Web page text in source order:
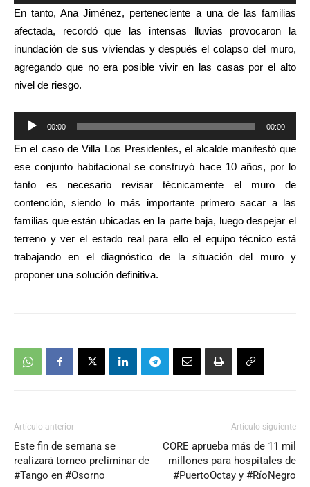
audio
En tanto, Ana Jiménez, perteneciente a una de las familias
afectada, recordó que las intensas lluvias provocaron la
inundación de sus viviendas y después el colapso del muro,
agregando que no era posible vivir en las casas por el alto
nivel de riesgo.
Reproductor
de
audio
00:00 00:00
En el caso de Villa Los Presidentes, el alcalde manifestó que
ese conjunto habitacional se construyó hace 10 años, por lo
tanto es necesario revisar técnicamente el muro de
contención, siendo lo más importante primero sacar a las
familias que están ubicadas en la parte baja, luego despejar el
terreno y ver el estado real para ello el equipo técnico está
trabajando en el diagnóstico de la situación del muro y
proponer una solución definitiva.
Artículo anterior
Este fin de semana se
realizará torneo preliminar de
#Tango en #Osorno
Artículo siguiente
CORE aprueba más de 11 mil
millones para hospitales de
#PuertoOctay y #RíoNegro